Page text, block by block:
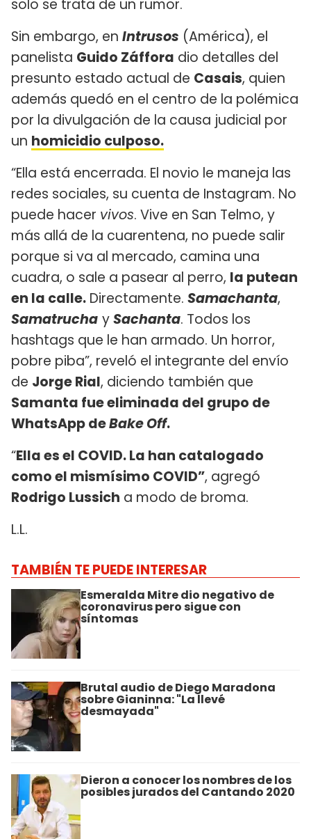
solo se trata de un rumor.
Sin embargo, en Intrusos (América), el
panelista Guido Záffora dio detalles del
presunto estado actual de Casais, quien
además quedó en el centro de la polémica
por la divulgación de la causa judicial por
un homicidio culposo.
“Ella está encerrada. El novio le maneja las
redes sociales, su cuenta de Instagram. No
puede hacer vivos. Vive en San Telmo, y
más allá de la cuarentena, no puede salir
porque si va al mercado, camina una
cuadra, o sale a pasear al perro, la putean
en la calle. Directamente. Samachanta,
Samatrucha ySachanta. Todos los
hashtags que le han armado. Un horror,
pobre piba”, reveló el integrante del envío
de Jorge Rial, diciendo también que
Samanta fue eliminada del grupo de
WhatsApp deBake Off.
“Ella es el COVID. La han catalogado
como el mismísimo COVID”, agregó
Rodrigo Lussich a modo de broma.
L.L.
TAMBIÉN TE PUEDE INTERESAR
Esmeralda Mitre dio negativo de
coronavirus pero sigue con
síntomas
Brutal audio de Diego Maradona
sobre Gianinna: "La llevé
desmayada"
Dieron a conocer los nombres de los
posibles jurados del Cantando 2020